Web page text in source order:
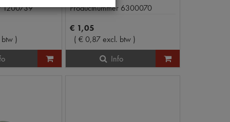
1200739
)
Productnummer 6300070
€ 1,05
( €0,87excl. btw )
Info